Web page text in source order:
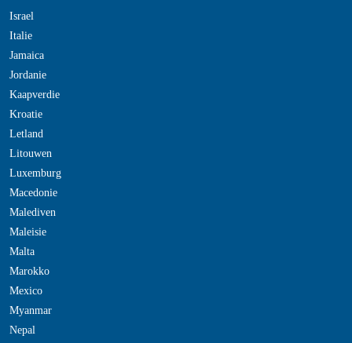
Israel
Italie
Jamaica
Jordanie
Kaapverdie
Kroatie
Letland
Litouwen
Luxemburg
Macedonie
Malediven
Maleisie
Malta
Marokko
Mexico
Myanmar
Nepal